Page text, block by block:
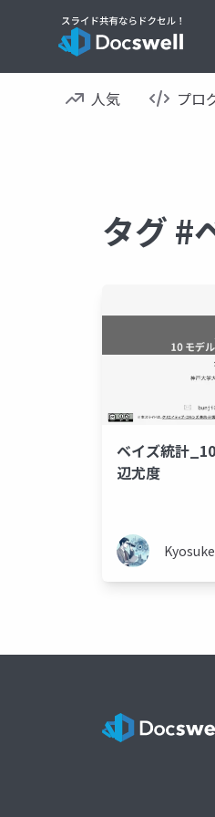
人気 プロ
タグ #
ベイズ統計
辺尤度